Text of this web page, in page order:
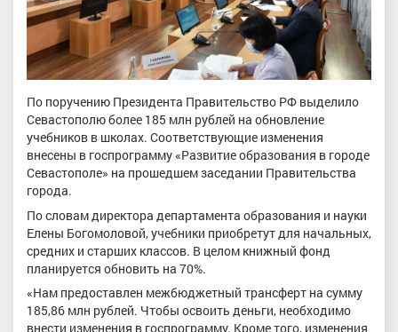
По поручению Президента Правительство РФ выделило
Севастополю более 185 млн рублей на обновление
учебников в школах. Соответствующие изменения
внесены в госпрограмму «Развитие образования в городе
Севастополе» на прошедшем заседании Правительства
города.
По словам директора департамента образования и науки
Елены Богомоловой, учебники приобретут для начальных,
средних и старших классов. В целом книжный фонд
планируется обновить на 70%.
«Нам предоставлен межбюджетный трансферт на сумму
185,86 млн рублей. Чтобы освоить деньги, необходимо
внести изменения в госпрограмму. Кроме того, изменения